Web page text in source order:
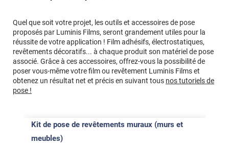
Quel que soit votre projet, les outils et accessoires de pose
proposés par Luminis Films, seront grandement utiles pour la
réussite de votre application ! Film adhésifs, électrostatiques,
revêtements décoratifs... à chaque produit son matériel de pose
associé. Grâce à ces accessoires, offrez-vous la possibilité de
poser vous-même votre film ou revêtement Luminis Films et
obtenez un résultat net et précis en suivant tous nos tutoriels de
pose !
Kit de pose de revêtements muraux (murs et
meubles)